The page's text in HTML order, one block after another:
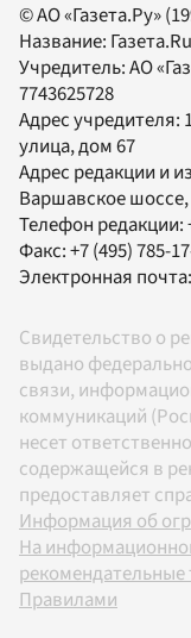
© АО «Газета.Ру»
Название: Газета.Ru
Учредитель:АО
7743625728
Адрес учредителя:
улица, дом 67
Адрес редакции и
Варшавское шоссе,
Телефон редакции:
Факс:+7 (495) 785-
Электронная почта:
Свидетельство о
выдано
связи,
коммуникаций
несет
содержащейся в
предоставляет
Информация об
На
рекомендательные
Правилами